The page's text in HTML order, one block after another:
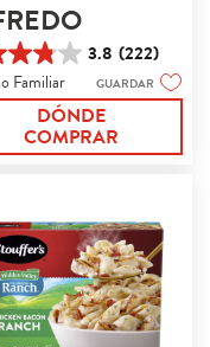
3.8 (222)
Familiar GUARDAR
DÓNDE
COMPRAR